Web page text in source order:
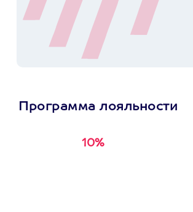
Программа лояльности
10%